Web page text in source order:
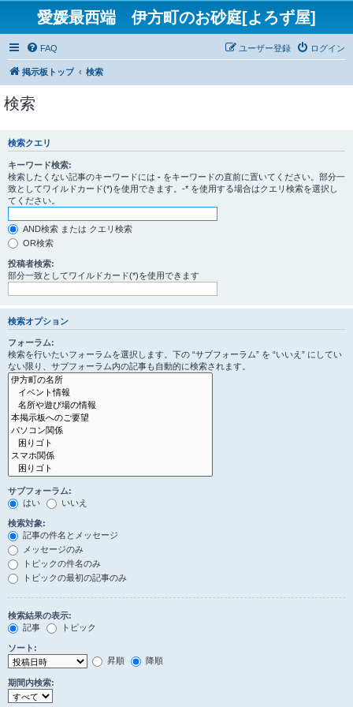
愛媛最西端 伊方町のお砂庭[よろず屋]
FAQ ログイン
ユーザー登録
掲示板トップ 検索
検索
検索クエリ
キーワード検索:
検索したくない記事のキーワードには - をキーワードの直前に置いてください。部分一
致としてワイルドカード(*)を使用できます。-* を使用する場合はクエリ検索を選択し
てください。
AND検索 または クエリ検索
OR検索
投稿者検索:
部分一致としてワイルドカード(*)を使用できます
検索オプション
フォーラム:
検索を行いたいフォーラムを選択します。下の “サブフォーラム” を “いいえ” にしてい
ない限り、サブフォーラム内の記事も自動的に検索されます。
サブフォーラム:
はい
いいえ
検索対象:
記事の件名とメッセージ
メッセージのみ
トピックの件名のみ
トピックの最初の記事のみ
検索結果の表示:
記事
トピック
ソート:
昇順
降順
期間内検索: